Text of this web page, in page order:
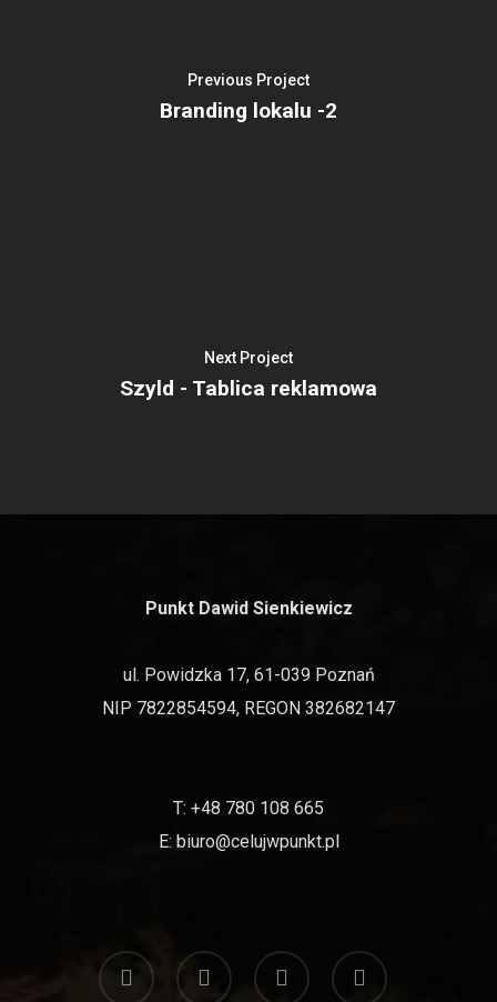
Previous Project
Branding lokalu -2
Next Project
Szyld - Tablica reklamowa
Punkt Dawid Sienkiewicz
ul. Powidzka 17, 61-039 Poznań
NIP 7822854594, REGON 382682147
T: ‭ +48 780 108 665‬
E: biuro@celujwpunkt.pl
twitter facebook linkedin dribbble